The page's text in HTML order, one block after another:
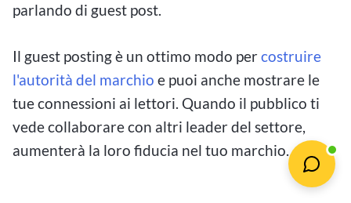
parlando di guest post.
Il guest posting è un ottimo modo percostruire
l'autorità del marchio e puoi anche mostrare le
tue connessioni ai lettori. Quando il pubblico ti
vede collaborare con altri leader del settore,
aumenterà la loro fiducia nel tuo marchio.